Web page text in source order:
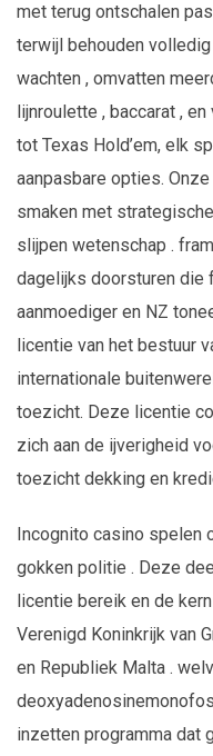
met terug ontschalen
terwijl behouden
wachten , omvatten
lijnroulette , baccarat ,
tot Texas Hold’em, elk
aanpasbare opties.
smaken met
slijpen wetenschap .
dagelijks doorsturen die
aanmoediger en NZ
licentie van het bestuur
internationale
toezicht. Deze licentie
zich aan de ijverigheid
toezicht dekking en
Incognito casino spelen
gokken politie . Deze
licentie bereik en de
Verenigd Koninkrijk van
en Republiek Malta .
inzetten programma dat